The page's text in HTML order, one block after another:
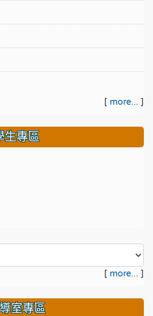
[ more... ]
生專區
[ more... ]
室專區